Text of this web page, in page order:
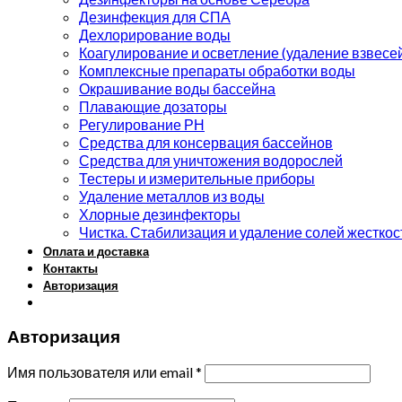
Дезинфекция для СПА
Дехлорирование воды
Коагулирование и осветление (удаление
Комплексные препараты обработки воды
Окрашивание воды бассейна
Плавающие дозаторы
Регулирование РН
Средства для консервация бассейнов
Средства для уничтожения водорослей
Тестеры и измерительные приборы
Удаление металлов из воды
Хлорные дезинфекторы
Чистка. Стабилизация и удаление солей
Оплата и доставка
Контакты
Авторизация
Авторизация
Имя пользователя или email*